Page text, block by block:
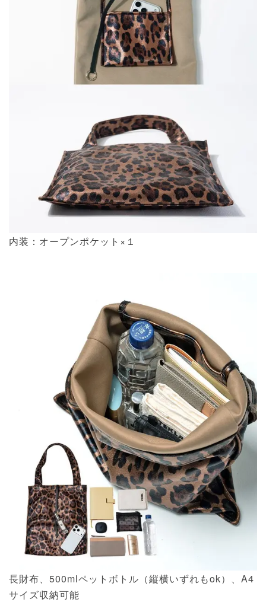
内装：オープンポケット×１
長財布、500mlペットボトル（縦横いずれもok）、A4
サイズ収納可能